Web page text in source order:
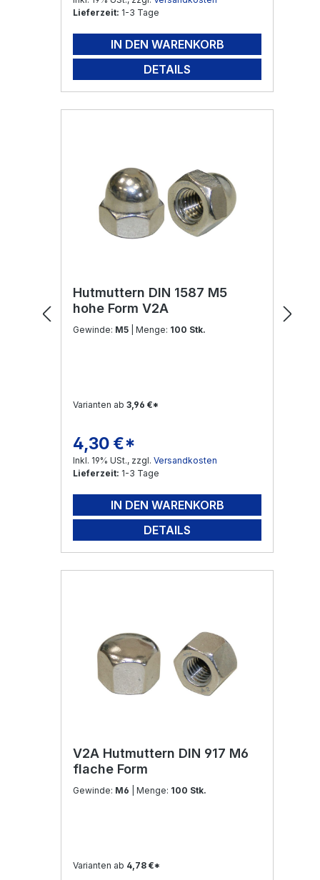
Lieferzeit: 1-3 Tage
IN DEN WARENKORB
DETAILS
Hutmuttern DIN 1587 M5
hohe Form V2A
Gewinde: M5 | Menge: 100 Stk.
Varianten ab 3,96 €*
Regulärer Preis:
4,30 €*
Inkl. 19% USt., zzgl. Versandkosten
Lieferzeit: 1-3 Tage
IN DEN WARENKORB
DETAILS
V2A Hutmuttern DIN 917 M6
flache Form
Gewinde: M6 | Menge: 100 Stk.
Varianten ab 4,78 €*